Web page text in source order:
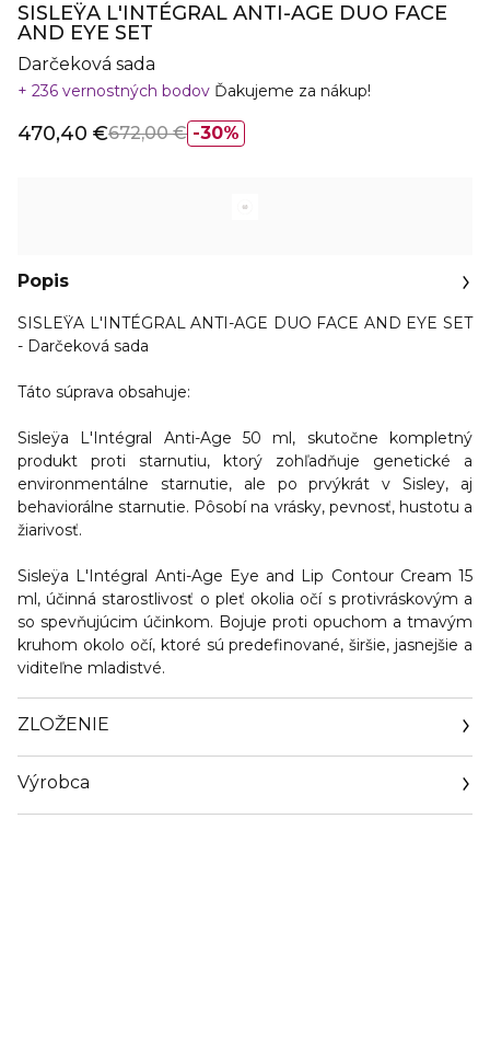
SISLEŸA L'INTÉGRAL ANTI-AGE DUO FACE
AND EYE SET
Darčeková sada
236 vernostných bodov Ďakujeme za nákup!
30%
470,40 €672,00 €
Popis
SISLEŸA L'INTÉGRAL ANTI-AGE DUO FACE AND EYE SET
- Darčeková sada
Táto súprava obsahuje:
Sisleÿa L'Intégral Anti-Age 50 ml, skutočne kompletný
produkt proti starnutiu, ktorý zohľadňuje genetické a
environmentálne starnutie, ale po prvýkrát v Sisley, aj
behaviorálne starnutie. Pôsobí na vrásky, pevnosť, hustotu a
žiarivosť.
Sisleÿa L'Intégral Anti-Age Eye and Lip Contour Cream 15
ml, účinná starostlivosť o pleť okolia očí s protivráskovým a
so spevňujúcim účinkom. Bojuje proti opuchom a tmavým
kruhom okolo očí, ktoré sú predefinované, širšie, jasnejšie a
viditeľne mladistvé.
ZLOŽENIE
Výrobca